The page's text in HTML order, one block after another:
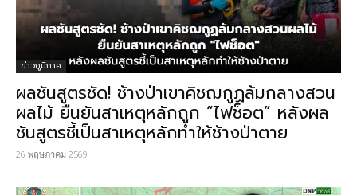
ข่าวภูมิภาค
ผลชันสูตรชัด! ช้างป่าเขาคิชฌกูฏล้มกลางสวน
ผลไม้ ยืนยันสาเหตุหลักถูก “ไฟช็อต” หลังผล
ชันสูตรชี้เป็นสาเหตุหลักทำให้ช้างป่าตาย​
26 พฤษภาคม 2569